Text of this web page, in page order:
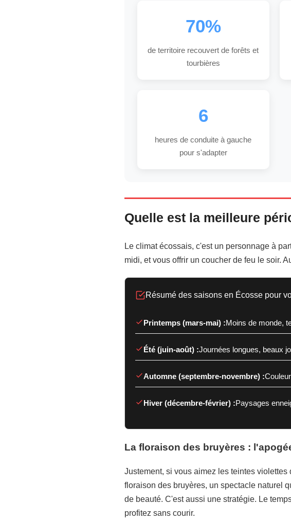
70%
de territoire recouvert de forêts et
tourbières
6
heures de conduite à gauche
pour s'adapter
Quelle est la meilleure
Le climat écossais, c'est un personnage à
midi, et vous offrir un coucher de feu le soir.
Résumé des saisons en Écosse pour
Printemps (mars-mai) :Moins de monde,
Été (juin-août) :Journées longues, beaux
Automne (septembre-novembre) :
Hiver (décembre-février) :Paysages
La floraison des bruyères :
Justement, si vous aimez les teintes
floraison des bruyères, un spectacle naturel
de beauté. C'est aussi une stratégie. Le
profitez sans courir.